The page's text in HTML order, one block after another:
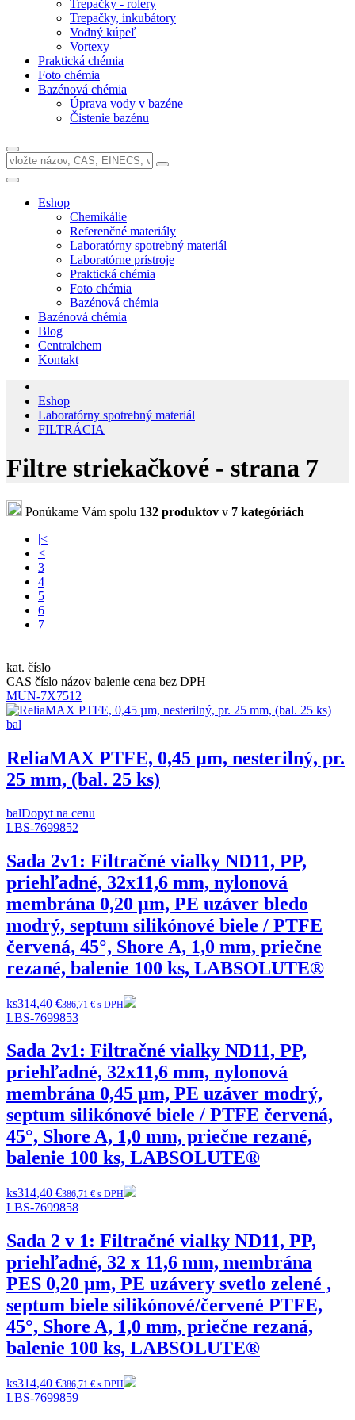
Trepačky - rolery
Trepačky, inkubátory
Vodný kúpeľ
Vortexy
Praktická chémia
Foto chémia
Bazénová chémia
Úprava vody v bazéne
Čistenie bazénu
Eshop
Chemikálie
Referenčné materiály
Laboratórny spotrebný materiál
Laboratórne prístroje
Praktická chémia
Foto chémia
Bazénová chémia
Bazénová chémia
Blog
Centralchem
Kontakt
Eshop
Laboratórny spotrebný materiál
FILTRÁCIA
Filtre striekačkové - strana 7
Ponúkame Vám spolu 132 produktov v 7 kategóriách
|<
<
3
4
5
6
7
kat. číslo
CAS číslo názov balenie cena bez DPH
MUN-7X7512
ReliaMAX PTFE, 0,45 µm, nesterilný, pr.
25 mm, (bal. 25 ks)
balDopyt na cenu
LBS-7699852
Sada 2v1: Filtračné vialky ND11, PP,
priehľadné, 32x11,6 mm, nylonová
membrána 0,20 µm, PE uzáver bledo
modrý, septum silikónové biele / PTFE
červená, 45°, Shore A, 1,0 mm, priečne
rezané, balenie 100 ks, LABSOLUTE®
ks314,40 €386,71 € s DPH
LBS-7699853
Sada 2v1: Filtračné vialky ND11, PP,
priehľadné, 32x11,6 mm, nylonová
membrána 0,45 µm, PE uzáver modrý,
septum silikónové biele / PTFE červená,
45°, Shore A, 1,0 mm, priečne rezané,
balenie 100 ks, LABSOLUTE®
ks314,40 €386,71 € s DPH
LBS-7699858
Sada 2 v 1: Filtračné vialky ND11, PP,
priehľadné, 32 x 11,6 mm, membrána
PES 0,20 µm, PE uzávery svetlo zelené ,
septum biele silikónové/červené PTFE,
45°, Shore A, 1,0 mm, priečne rezaná,
balenie 100 ks, LABSOLUTE®
ks314,40 €386,71 € s DPH
LBS-7699859